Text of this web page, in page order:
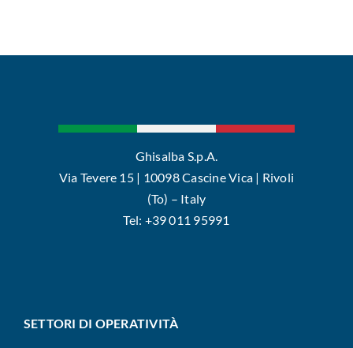
Ghisalba S.p.A.
Via Tevere 15 | 10098 Cascine Vica | Rivoli
(To) – Italy
Tel: +39 011 95991
SETTORI DI OPERATIVITÀ